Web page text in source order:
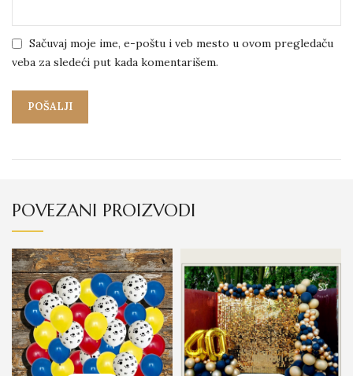
Sačuvaj moje ime, e-poštu i veb mesto u ovom pregledaču
veba za sledeći put kada komentarišem.
POVEZANI PROIZVODI